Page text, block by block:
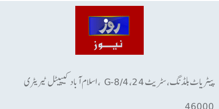
پیٹریاٹ بلڈنگ، سٹریٹ 24، G-8/4 ، اسلام آباد کیپیٹل ٹیریٹری
46000